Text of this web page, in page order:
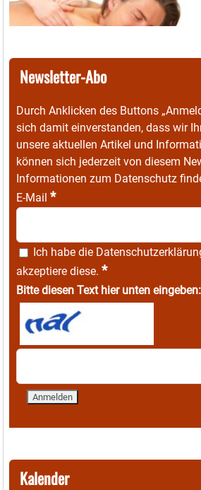
Newsletter-Abo
Durch Anklicken des Buttons
sich damit einverstanden, dass wir
unsere aktuellen Artikel und
können sich jederzeit von diesem
Informationen zum Datenschutz
E-Mail *
Ich habe die
akzeptiere diese. *
Bitte diesen Text hier unten eingeben:
Kalender